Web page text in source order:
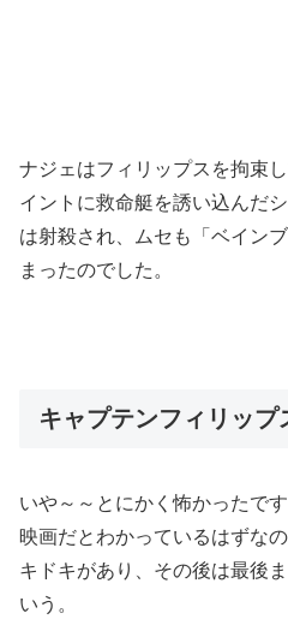
ナジェはフィリップスを拘束
イントに救命艇を誘い込んだ
は射殺され、ムセも「ベイン
まったのでした。
キャプテンフィリップ
いや～～とにかく怖かったです
映画だとわかっているはずな
キドキがあり、その後は最後
いう。